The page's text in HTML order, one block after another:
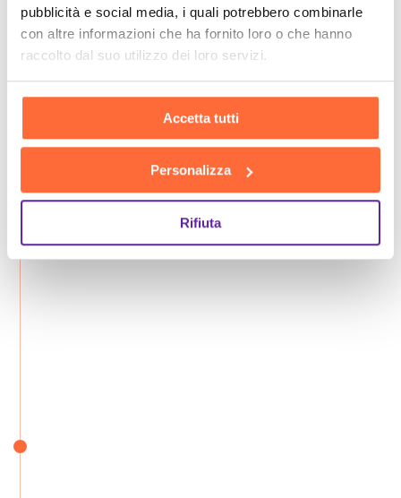
pubblicità e social media, i quali potrebbero combinarle
con altre informazioni che ha fornito loro o che hanno
raccolto dal suo utilizzo dei loro servizi.
Accetta tutti
Personalizza
Rifiuta